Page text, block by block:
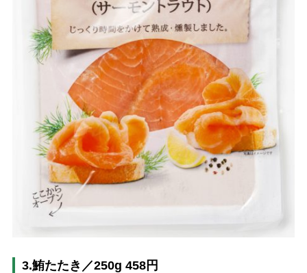
3.鮪たたき／250g 458円